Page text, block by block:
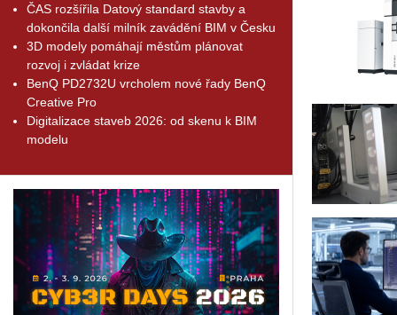
ČAS rozšířila Datový standard stavby a
dokončila další milník zavádění BIM v Česku
3D modely pomáhají městům plánovat
rozvoj i zvládat krize
BenQ PD2732U vrcholem nové řady BenQ
Creative Pro
Digitalizace staveb 2026: od skenu k BIM
modelu